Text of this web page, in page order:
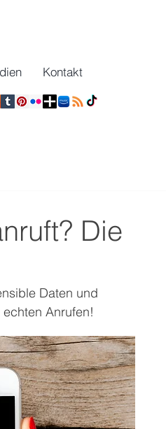
Kontakt
Die
Daten und
Anrufen!